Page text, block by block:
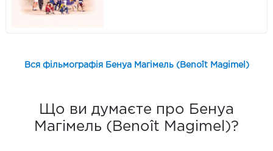
Вся фільмографія Бенуа Магімель (Benoît Magimel)
Що ви думаєте про Бенуа
Магімель (Benoît Magimel)?